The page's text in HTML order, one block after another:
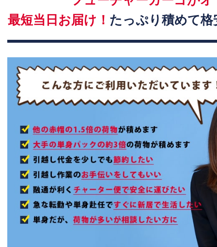
最短当日お届け！ たっぷり積めて